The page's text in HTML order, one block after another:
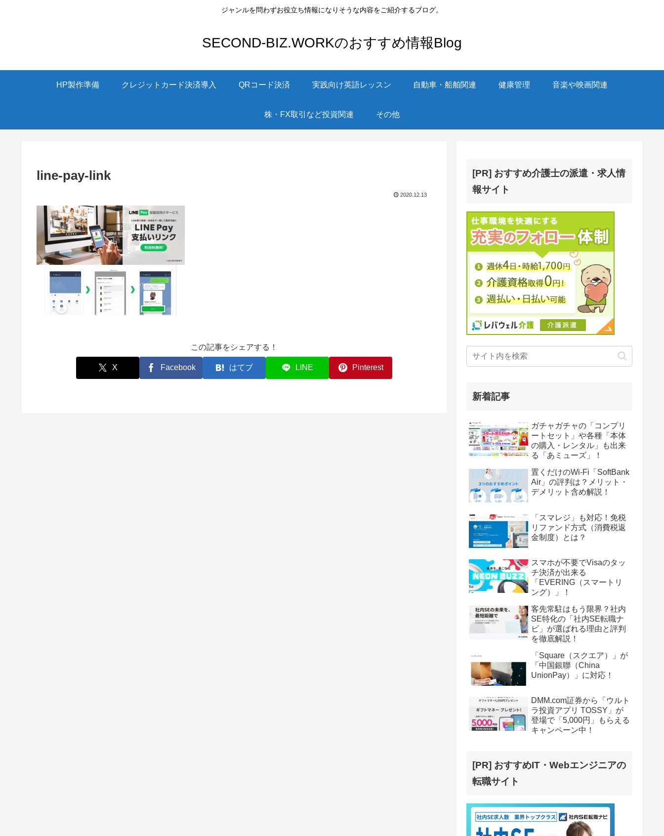
ジャンルを問わずお役立ち情報になりそうな内容をご紹介するブログ。
SECOND-BIZ.WORKのおすすめ情報Blog
HP製作準備 クレジットカード決済導入 QRコード決済 実践向け英語レッスン 自動車・船舶関連 健康管理 音楽や映画関連
株・FX取引など投資関連 その他
line-pay-link
2020.12.13
この記事をシェアする！
X Facebook はてブ LINE Pinterest
[PR] おすすめ介護士の派遣・求人情
報サイト
新着記事
ガチャガチャの「コンプリ
ートセット」や各種「本体
の購入・レンタル」も出来
る「あミューズ」！
置くだけのWi-Fi「SoftBank
Air」の評判は？メリット・
デメリット含め解説！
「スマレジ」も対応！免税
リファンド方式（消費税返
金制度）とは？
スマホが不要でVisaのタッ
チ決済が出来る
「EVERING（スマートリ
ング）」！
客先常駐はもう限界？社内
SE特化の「社内SE転職ナ
ビ」が選ばれる理由と評判
を徹底解説！
「Square（スクエア）」が
「中国銀聯（China
UnionPay）」に対応！
DMM.com証券から「ウルト
ラ投資アプリ TOSSY」が
登場で「5,000円」もらえる
キャンペーン中！
[PR] おすすめIT・Webエンジニアの
転職サイト